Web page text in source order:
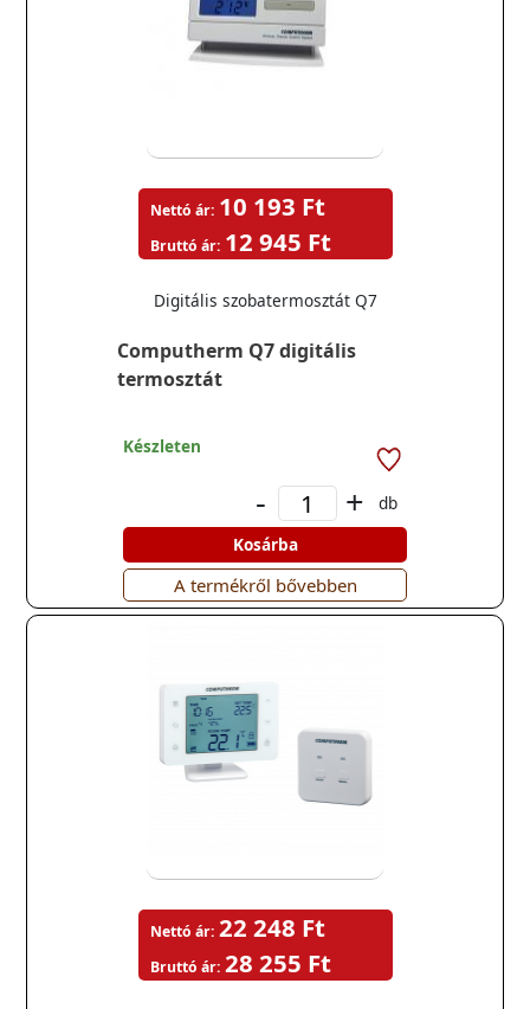
Computherm Q7 digitális
termosztát
Digitális szobatermosztát Q7
Nettó ár: 10 193 Ft
Bruttó ár: 12 945 Ft
Készleten
- +
db
Kosárba
A termékről bővebben
Nettó ár: 22 248 Ft
Bruttó ár: 28 255 Ft